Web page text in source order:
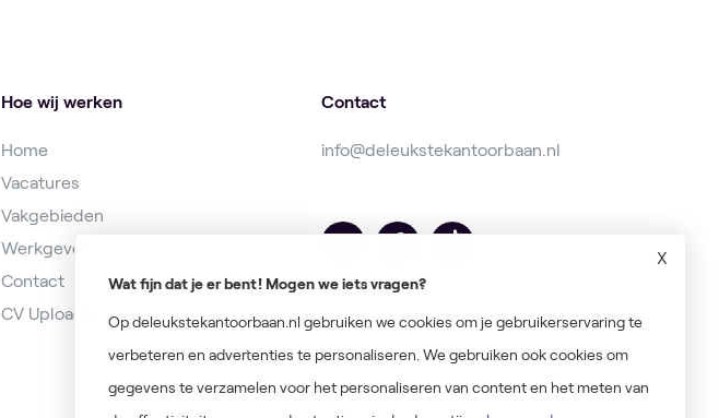
Hoe wij werken
Home
Vacatures
Vakgebieden
Werkgever
Contact
CV Uploaden
Contact
info@deleukstekantoorbaan.nl
Wat fijn dat je er bent! Mogen we iets vragen?
Op deleukstekantoorbaan.nl gebruiken we cookies om je gebruikerservaring te
verbeteren en advertenties te personaliseren. We gebruiken ook cookies om
gegevens te verzamelen voor het personaliseren van content en het meten van
X